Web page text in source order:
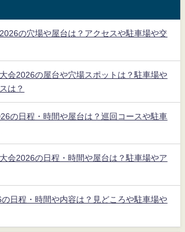
の穴場や屋台は？アクセスや駐車場や交
会2026の屋台や穴場スポットは？駐車場や
は？
の日程・時間や屋台は？巡回コースや駐車
会2026の日程・時間や屋台は？駐車場やア
日程・時間や内容は？見どころや駐車場や